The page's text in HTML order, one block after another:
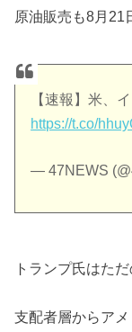
原油販売も8月21
【速報】米、
https://t.co/
— 47NEWS
トランプ氏はた
支配者層からアメ